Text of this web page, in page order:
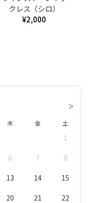
クレス（シロ）
¥2,000
＞
木 金 土
1
6 7 8
13 14 15
20 21 22